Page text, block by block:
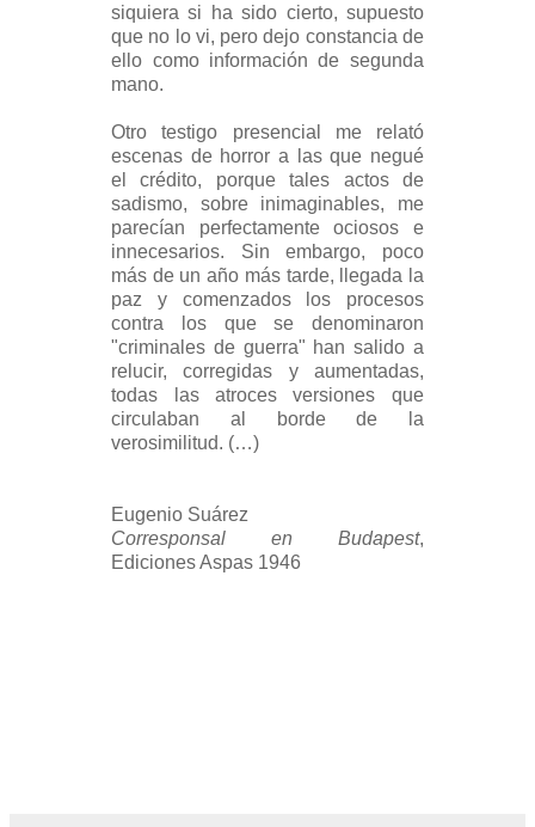
siquiera si ha sido cierto, supuesto
que no lo vi, pero dejo constancia de
ello como información de segunda
mano.
Otro testigo presencial me relató
escenas de horror a las que negué
el crédito, porque tales actos de
sadismo, sobre inimaginables, me
parecían perfectamente ociosos e
innecesarios. Sin embargo, poco
más de un año más tarde, llegada la
paz y comenzados los procesos
contra los que se denominaron
"criminales de guerra" han salido a
relucir, corregidas y aumentadas,
todas las atroces versiones que
circulaban al borde de la
verosimilitud. (…)
Eugenio Suárez
Corresponsal en Budapest,
Ediciones Aspas 1946